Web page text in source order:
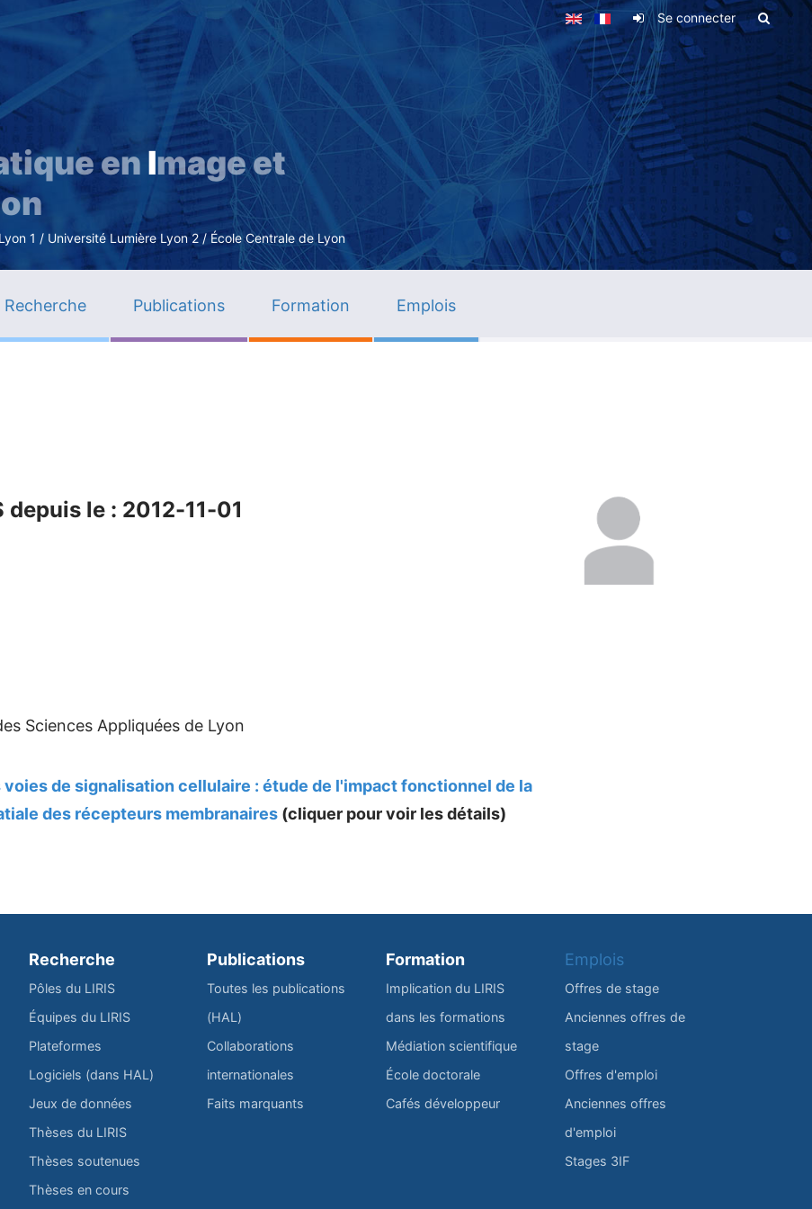
Aller
contenu
principal
Se connecter
en Image et
1 / Université Lumière Lyon 2 / École Centrale de Lyon
Recherche Publications Formation Emplois
depuis le : 2012-11-01
Sciences Appliquées de Lyon
de signalisation cellulaire : étude de l'impact fonctionnel de la
des récepteurs membranaires (cliquer pour voir les détails)
Recherche
Pôles du LIRIS
Équipes du LIRIS
Plateformes
Logiciels (dans HAL)
Jeux de données
Thèses du LIRIS
Thèses soutenues
Thèses en cours
Publications
Toutes les publications
(HAL)
Collaborations
internationales
Faits marquants
Formation
Implication du LIRIS
dans les formations
Médiation scientifique
École doctorale
Cafés développeur
Emplois
Offres de stage
Anciennes offres de
stage
Offres d'emploi
Anciennes offres
d'emploi
Stages 3IF